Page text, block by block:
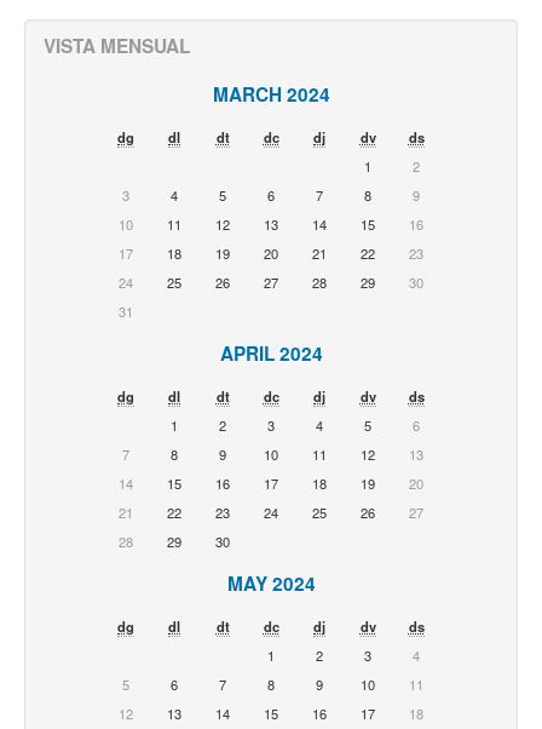
VISTA MENSUAL
MARCH 2024
dg dl dt dc dj dv
ds
1
2
3
4 5 6 7 8
9
10
11 12 13 14 15
16
17
18 19 20 21 22
23
24
25 26 27 28 29
30
31
APRIL 2024
dg dl dt dc dj dv
ds
1
2 3 4 5
6
7
8 9 10 11 12
13
14
15 16 17 18 19
20
21
22 23 24 25 26
27
28
29 30
MAY 2024
dg dl dt dc dj dv
ds
1
2 3
4
5
6 7 8 9 10
11
12
13 14 15 16 17 18